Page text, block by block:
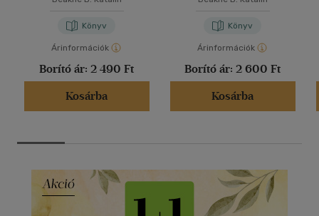
Könyv
Árinformációk
Borító ár: 2 490 Ft
Kosárba
munkafüzet
Könyv
Árinformációk
Borító ár: 2 600 Ft
Kosárba